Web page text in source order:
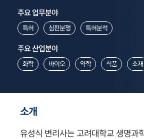
주요 업무분야
특허 심판분쟁 특허분석
주요 산업분야
화학 바이오 약학 식품 소재
소개
유성식 변리사는 고려대학교 생명과